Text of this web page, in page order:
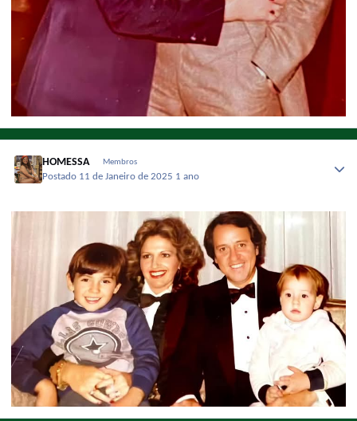
HOMESSA Membros
Postado 11 de Janeiro de 2025 1 ano